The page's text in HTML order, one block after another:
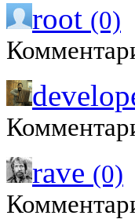
root (0)
rave (0)